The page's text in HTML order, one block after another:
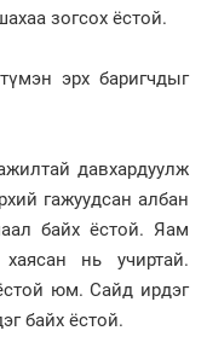
зогсох ёстой.
эрх баригчдыг
давхардуулж
гажуудсан албан
байх ёстой. Яам
нь учиртай.
юм. Сайд ирдэг
байх ёстой.